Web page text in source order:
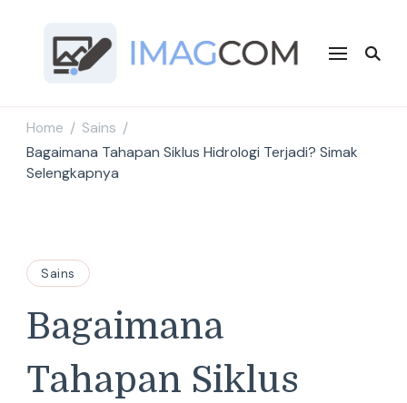
Home / Sains /
Bagaimana Tahapan Siklus Hidrologi Terjadi? Simak
Selengkapnya
Sains
Bagaimana
Tahapan Siklus